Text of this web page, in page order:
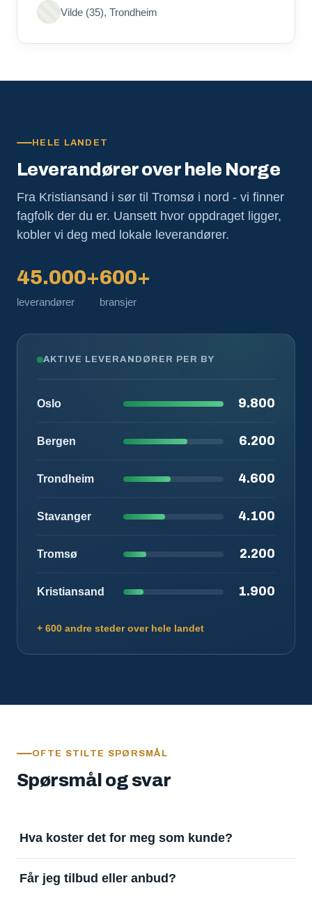
Vilde (35), Trondheim
HELE LANDET
Leverandører over hele Norge
Fra Kristiansand i sør til Tromsø i nord - vi finner
fagfolk der du er. Uansett hvor oppdraget ligger,
kobler vi deg med lokale leverandører.
45.000+
leverandører
600+
bransjer
AKTIVE LEVERANDØRER PER BY
Oslo 9.800
Bergen 6.200
Trondheim 4.600
Stavanger 4.100
Tromsø 2.200
Kristiansand 1.900
+ 600 andre steder over hele landet
OFTE STILTE SPØRSMÅL
Spørsmål og svar
Hva koster det for meg som kunde?
å motta svar. Tjenesten finansieres av
Får jeg tilbud eller anbud?